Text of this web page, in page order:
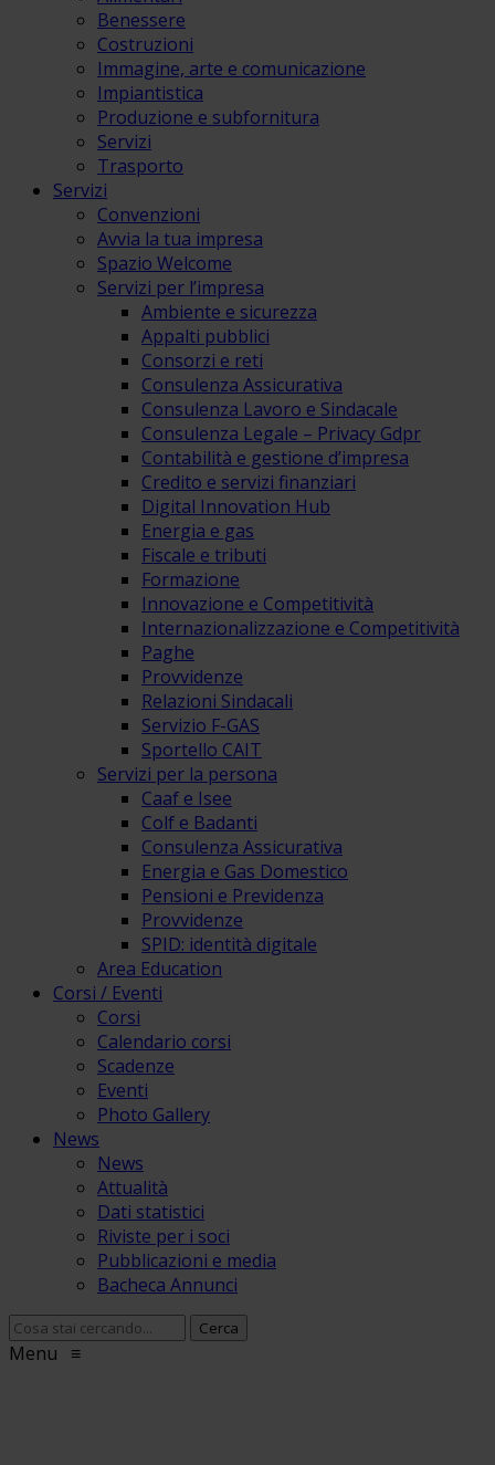
Benessere
Costruzioni
Immagine, arte e comunicazione
Impiantistica
Produzione e subfornitura
Servizi
Trasporto
Servizi
Convenzioni
Avvia la tua impresa
Spazio Welcome
Servizi per l’impresa
Ambiente e sicurezza
Appalti pubblici
Consorzi e reti
Consulenza Assicurativa
Consulenza Lavoro e Sindacale
Consulenza Legale – Privacy Gdpr
Contabilità e gestione d’impresa
Credito e servizi finanziari
Digital Innovation Hub
Energia e gas
Fiscale e tributi
Formazione
Innovazione e Competitività
Internazionalizzazione e Competitività
Paghe
Provvidenze
Relazioni Sindacali
Servizio F-GAS
Sportello CAIT
Servizi per la persona
Caaf e Isee
Colf e Badanti
Consulenza Assicurativa
Energia e Gas Domestico
Pensioni e Previdenza
Provvidenze
SPID: identità digitale
Area Education
Corsi / Eventi
Corsi
Calendario corsi
Scadenze
Eventi
Photo Gallery
News
News
Attualità
Dati statistici
Riviste per i soci
Pubblicazioni e media
Bacheca Annunci
Menu ≡